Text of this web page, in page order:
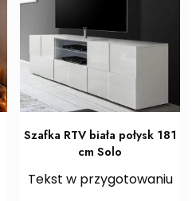
Szafka RTV biała połysk 181
cm Solo
Tekst w przygotowaniu